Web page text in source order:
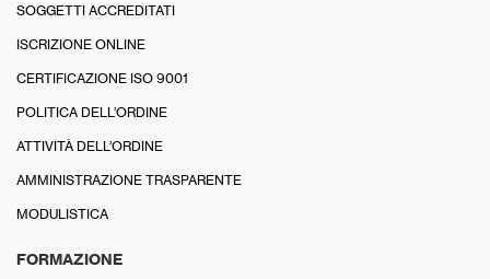
SOGGETTI ACCREDITATI
ISCRIZIONE ONLINE
CERTIFICAZIONE ISO 9001
POLITICA DELL’ORDINE
ATTIVITÀ DELL’ORDINE
AMMINISTRAZIONE TRASPARENTE
MODULISTICA
FORMAZIONE